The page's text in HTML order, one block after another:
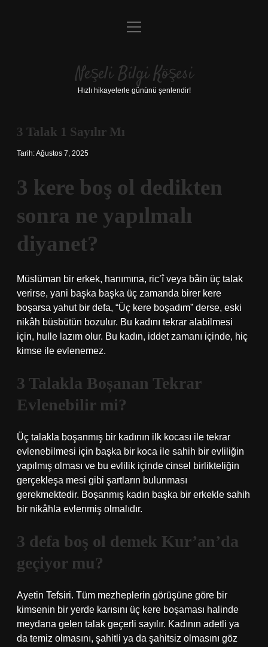
Anasayfa
Yasal Uyarı
menüyü
Neşeli Bilgi Köşesi
Hızlı hikayelerle gününü şenlendir!
3 Talak 1 Sayılır Mı
Tarih: Ağustos 7, 2025
3 kere boş ol dedikten
sonra ne yapılmalı
diyanet?
Müslüman bir erkek, hanımına, ric’î veya bâin üç talak
verirse, yani başka başka üç zamanda birer kere
boşarsa yahut bir defa, “Üç kere boşadım” derse, eski
nikâh büsbütün bozulur. Bu kadını tekrar alabilmesi
için, hulle lazım olur. Bu kadın, iddet zamanı içinde, hiç
kimse ile evlenemez.
3 Talakla Boşanan Tekrar
Evlenebilir mi?
Üç talakla boşanmış bir kadının ilk kocası ile tekrar
evlenebilmesi için başka bir koca ile sahih bir evliliğin
yapılmış olması ve bu evlilik içinde cinsel birlikteliğin
gerçekleşa mesi gibi şartların bulunması
gerekmektedir. Boşanmış kadın başka bir erkekle sahih
bir nikâhla evlenmiş olmalıdır.
3 defa boş ol demek Kur’an’da
geçiyor mu?
Ayetin Tefsiri. Tüm mezheplerin görüşüne göre bir
kimsenin bir yerde karısını üç kere boşaması halinde
meydana gelen talak geçerli sayılır. Kadının adetli ya
da temiz olmasını, şahitli ya da şahitsiz olmasını göz